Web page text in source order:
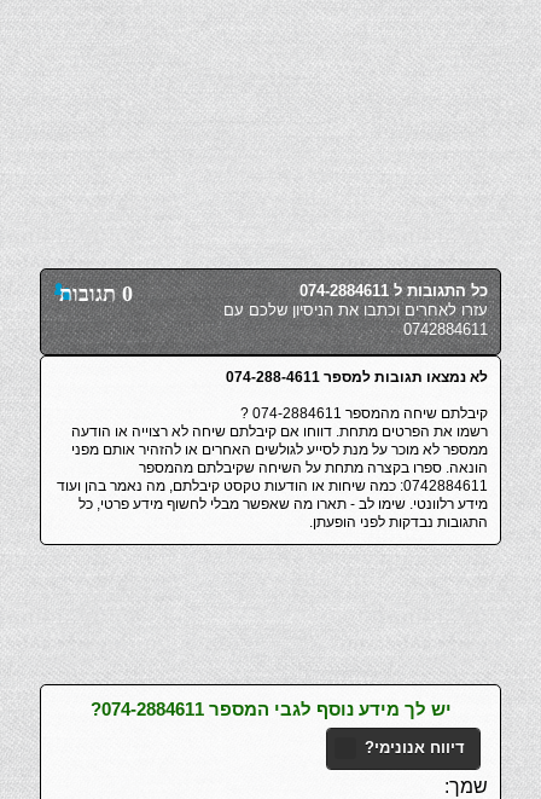
0 תגובות
כל התגובות ל 074-2884611
עזרו לאחרים וכתבו את הניסיון שלכם עם
0742884611
לא נמצאו תגובות למספר 074-288-4611
קיבלתם שיחה מהמספר 074-2884611 ?
רשמו את הפרטים מתחת. דווחו אם קיבלתם שיחה לא רצוייה או הודעה
ממספר לא מוכר על מנת לסייע לגולשים האחרים או להזהיר אותם מפני
הונאה. ספרו בקצרה מתחת על השיחה שקיבלתם מהמספר
0742884611: כמה שיחות או הודעות טקסט קיבלתם, מה נאמר בהן ועוד
מידע רלוונטי. שימו לב - תארו מה שאפשר מבלי לחשוף מידע פרטי, כל
התגובות נבדקות לפני הופעתן.
יש לך מידע נוסף לגבי המספר 074-2884611?
דיווח אנונימי?
שמך: